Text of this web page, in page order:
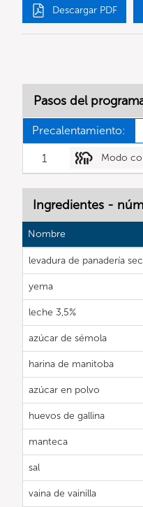
Descargar PDF
Pasos del
Precalentamiento:
1 Modo
Ingredientes -
Nombre
levadura de panadería
yema
leche 3,5%
azúcar de sémola
harina de manitoba
azúcar en polvo
huevos de gallina
manteca
sal
vaina de vainilla